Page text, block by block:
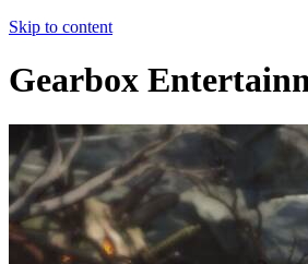
Skip to content
Gearbox